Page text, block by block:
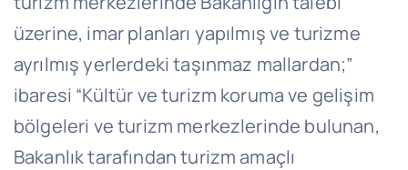
üzerine, imar planları yapılmış ve turizme
ayrılmış yerlerdeki taşınmaz mallardan;”
ibaresi “Kültür ve turizm koruma ve gelişim
bölgeleri ve turizm merkezlerinde bulunan,
Bakanlık tarafından turizm amaçlı